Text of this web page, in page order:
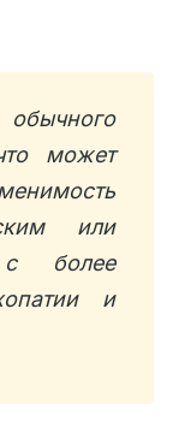
может
или
с более
и